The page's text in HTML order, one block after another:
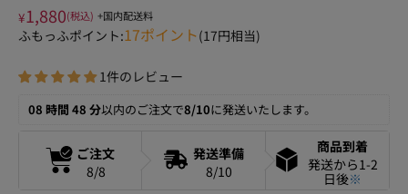
¥1,880(税込) +国内配送料
ふもっふポイント:17ポイント(17円相当)
1件のレビュー
08 時間 48 分以内のご注文で8/10に発送いたします。
ご注文
8/8
発送準備
8/10
商品到着
発送から1-2
日後※